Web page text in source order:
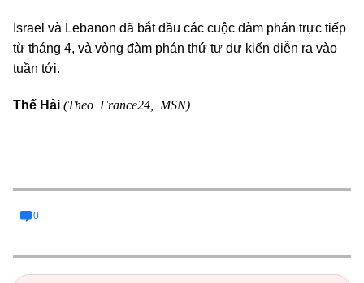
Israel và Lebanon đã bắt đầu các cuộc đàm phán trực tiếp
từ tháng 4, và vòng đàm phán thứ tư dự kiến diễn ra vào
tuần tới.
Thế Hải (Theo France24, MSN)
0